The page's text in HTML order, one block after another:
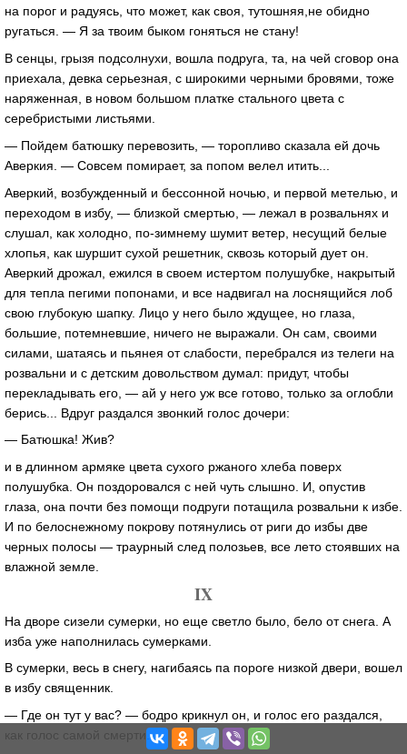
на порог и радуясь, что может, как своя, тутошняя,не обидно
ругаться. — Я за твоим быком гоняться не стану!
В сенцы, грызя подсолнухи, вошла подруга, та, на чей сговор она
приехала, девка серьезная, с широкими черными бровями, тоже
наряженная, в новом большом платке стального цвета с
серебристыми листьями.
— Пойдем батюшку перевозить, — торопливо сказала ей дочь
Аверкия. — Совсем помирает, за попом велел итить...
Аверкий, возбужденный и бессонной ночью, и первой метелью, и
переходом в избу, — близкой смертью, — лежал в розвальнях и
слушал, как холодно, по-зимнему шумит ветер, несущий белые
хлопья, как шуршит сухой решетник, сквозь который дует он.
Аверкий дрожал, ежился в своем истертом полушубке, накрытый
для тепла пегими попонами, и все надвигал на лоснящийся лоб
свою глубокую шапку. Лицо у него было ждущее, но глаза,
большие, потемневшие, ничего не выражали. Он сам, своими
силами, шатаясь и пьянея от слабости, перебрался из телеги на
розвальни и с детским довольством думал: придут, чтобы
перекладывать его, — ай у него уж все готово, только за оглобли
берись... Вдруг раздался звонкий голос дочери:
— Батюшка! Жив?
и в длинном армяке цвета сухого ржаного хлеба поверх
полушубка. Он поздоровался с ней чуть слышно. И, опустив
глаза, она почти без помощи подруги потащила розвальни к избе.
И по белоснежному покрову потянулись от риги до избы две
черных полосы — траурный след полозьев, все лето стоявших на
влажной земле.
IX
На дворе сизели сумерки, но еще светло было, бело от снега. А
изба уже наполнилась сумерками.
В сумерки, весь в снегу, нагибаясь па пороге низкой двери, вошел
в избу священник.
— Где он тут у вас? — бодро крикнул он, и голос его раздался,
как голос самой смерти.